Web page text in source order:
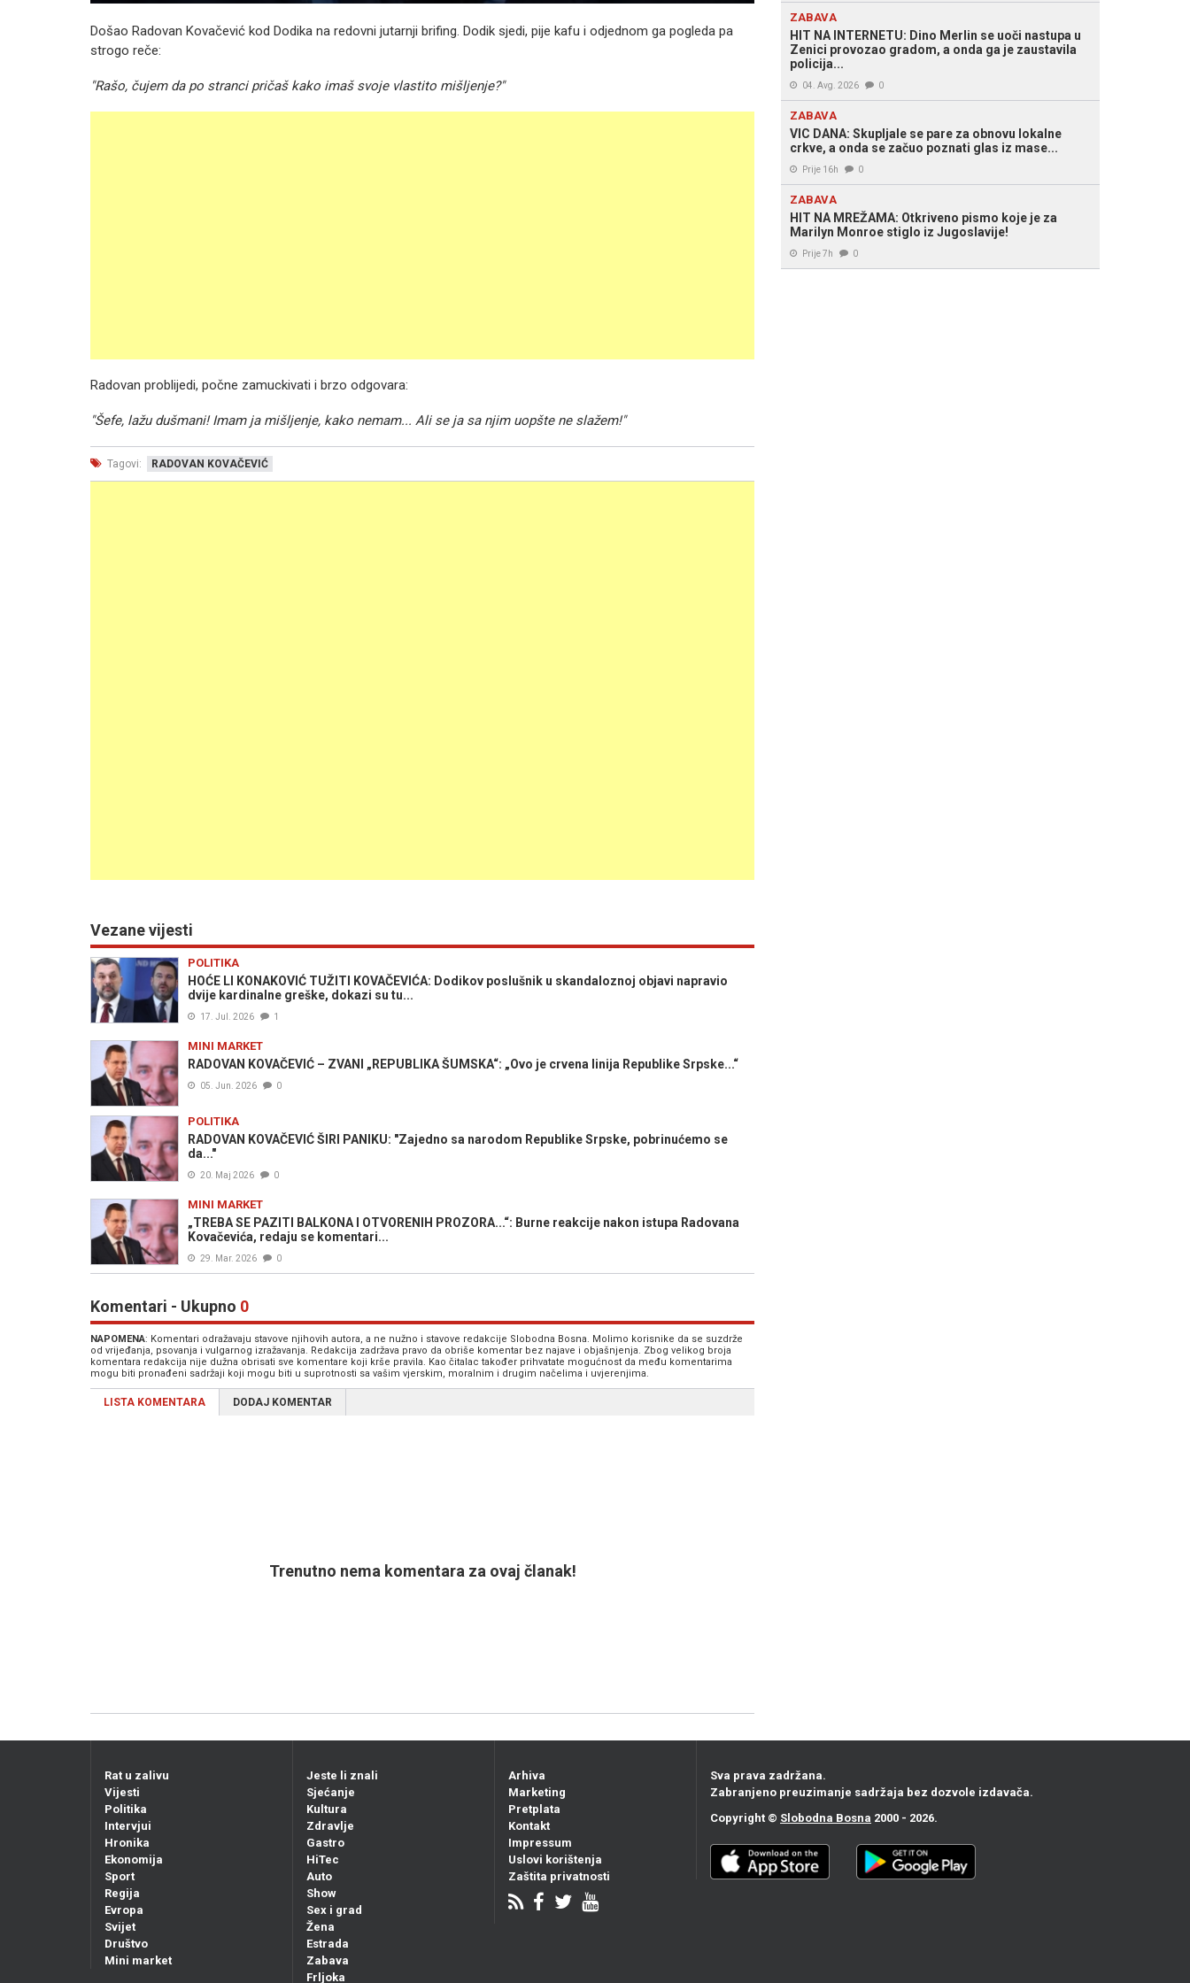
Došao Radovan Kovačević kod Dodika na redovni jutarnji brifing. Dodik sjedi, pije kafu i odjednom ga pogleda pa
strogo reče:
"Rašo, čujem da po stranci pričaš kako imaš svoje vlastito mišljenje?"
Radovan problijedi, počne zamuckivati i brzo odgovara:
"Šefe, lažu dušmani! Imam ja mišljenje, kako nemam... Ali se ja sa njim uopšte ne slažem!"
Tagovi: RADOVAN KOVAČEVIĆ
Vezane vijesti
POLITIKA
HOĆE LI KONAKOVIĆ TUŽITI KOVAČEVIĆA: Dodikov poslušnik u skandaloznoj objavi napravio
dvije kardinalne greške, dokazi su tu...
17. Jul. 2026 1
MINI MARKET
RADOVAN KOVAČEVIĆ – ZVANI „REPUBLIKA ŠUMSKA“: „Ovo je crvena linija Republike Srpske...“
05. Jun. 2026 0
POLITIKA
RADOVAN KOVAČEVIĆ ŠIRI PANIKU: "Zajedno sa narodom Republike Srpske, pobrinućemo se
da..."
20. Maj 2026 0
MINI MARKET
„TREBA SE PAZITI BALKONA I OTVORENIH PROZORA...“: Burne reakcije nakon istupa Radovana
Kovačevića, redaju se komentari...
29. Mar. 2026 0
Komentari - Ukupno 0
NAPOMENA: Komentari odražavaju stavove njihovih autora, a ne nužno i stavove redakcije Slobodna Bosna. Molimo korisnike da se suzdrže
od vrijeđanja, psovanja i vulgarnog izražavanja. Redakcija zadržava pravo da obriše komentar bez najave i objašnjenja. Zbog velikog broja
komentara redakcija nije dužna obrisati sve komentare koji krše pravila. Kao čitalac također prihvatate mogućnost da među komentarima
mogu biti pronađeni sadržaji koji mogu biti u suprotnosti sa vašim vjerskim, moralnim i drugim načelima i uvjerenjima.
LISTA KOMENTARA DODAJ KOMENTAR
Trenutno nema komentara za ovaj članak!
ZABAVA
HIT NA INTERNETU: Dino Merlin se uoči nastupa u
Zenici provozao gradom, a onda ga je zaustavila
policija...
04. Avg. 2026 0
ZABAVA
VIC DANA: Skupljale se pare za obnovu lokalne
crkve, a onda se začuo poznati glas iz mase...
Prije 16h 0
ZABAVA
HIT NA MREŽAMA: Otkriveno pismo koje je za
Marilyn Monroe stiglo iz Jugoslavije!
Prije 7h 0
Rat u zalivu
Vijesti
Politika
Intervjui
Hronika
Ekonomija
Sport
Regija
Evropa
Svijet
Društvo
Mini market
Jeste li znali
Sjećanje
Kultura
Zdravlje
Gastro
HiTec
Auto
Show
Sex i grad
Žena
Estrada
Zabava
Frljoka
Arhiva
Marketing
Pretplata
Kontakt
Impressum
Uslovi korištenja
Zaštita privatnosti
Sva prava zadržana.
Zabranjeno preuzimanje sadržaja bez dozvole izdavača.
Copyright © Slobodna Bosna 2000 - 2026.